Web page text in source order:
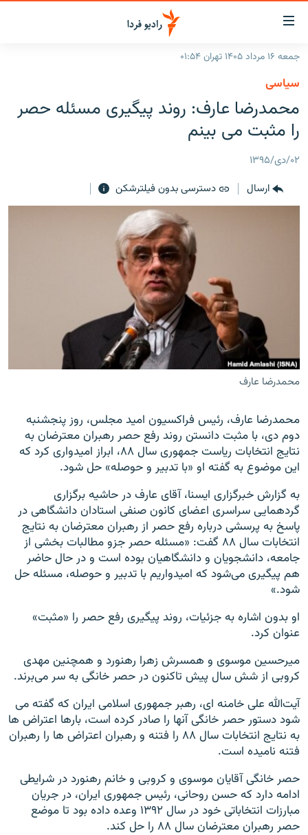
لینک‌های
قابلیت
دسترسی
بازگشت
منوی
اصلی
رفتن
صفحه
جستجو
جهان
برنامه‌های رادیویی
پادکست
چندرسانه‌ای
زبان‌های دیگر
جمعه ۱۶ مرداد ۱۴۰۵ تهران ۰۱:۵۴
سیاسی
محمدرضا عارف: روند پیگیری مسئله حصر
را مثبت می بینم
۰۲/دی/۱۳۹۵
ارسال
دسترسی بدون فیلترشکن
محمدرضا عارف
محمدرضا عارف، رئیس فراکسیون امید مجلس، روز پنجشنبه
دوم دی، با مثبت دانستن روند رفع حصر رهبران معترضان به
نتایج انتخابات ریاست جمهوری سال ۸۸، ابراز امیدواری کرد که
این موضوع به گفته او «با تدبیر و حوصله» حل شود.
به گزارش خبرگزاری ایسنا، آقای عارف در حاشیه برگزاری
گردهمایی سراسری اعضای کانون صنفی استادان دانشگاهی در
پاسخ به پرسشی درباره رفع حصر از رهبران معترضان به نتایج
انتخابات سال ۸۸ گفت: «مسئله حصر جزو مطالبات بخشی از
جامعه، دانشجویان و دانشگاهیان بوده است و در حال حاضر
هم پیگیری می‌شود که امیدواریم با تدبیر و حوصله، مسئله حل
شود.»
او بدون اشاره به جزئیات، روند پیگیری رفع حصر را «مثبت»
عنوان کرد.
میرحسین موسوی و همسرش زهرا رهنورد و همچنین مهدی
کروبی از شش سال پیش تاکنون در حصر خانگی به سر می‌برند.
آیت‌الله علی خامنه ای، رهبر جمهوری اسلامی ایران که گفته می
شود دستور حصر خانگی آنها را صادر کرده است، بارها اعتراض ها
به نتایج انتخابات سال ۸۸ را فتنه و رهبران اعتراض ها را رهبران
فتنه نامیده است.
حصر خانگی آقایان موسوی و کروبی و خانم رهنورد در شرایطی
ادامه دارد که حسن روحانی، رئیس جمهوری ایران، در جریان
مبارزات انتخاباتی خود در سال ۱۳۹۲ وعده داده بود تا موضع
حصر رهبران معترضان سال ۸۸ را حل کند.